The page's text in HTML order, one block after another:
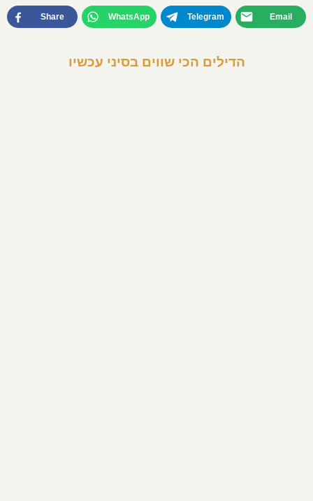
הדילים הכי שווים בסיני עכשיו
Share WhatsApp Telegram Email